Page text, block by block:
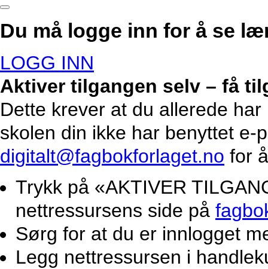
Du må logge inn for å se
LOGG INN
Aktiver tilgangen selv – få
Dette krever at du allerede
skolen din ikke har benyttet e-
digitalt@fagbokforlaget.no for
Trykk på «AKTIVER
nettressursens side på
Sørg for at du er innlogget
Legg nettressursen i